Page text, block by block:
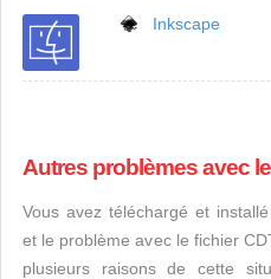
Inkscape
Autres problèmes avec
Vous avez téléchargé et
et le problème avec le fichier
plusieurs raisons de cette